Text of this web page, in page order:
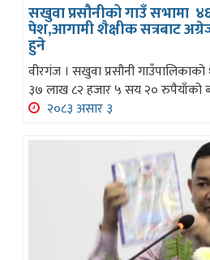
सखुवा प्रसौनीको गाउँ सभामा
पेश,आगामी शैक्षीक सत्रबाट
हुने
वीरगंज । सखुवा प्रसौनी
३७ लाख ८२ हजार ५ सय २० रुपैयाँको
२०८३ असार ३